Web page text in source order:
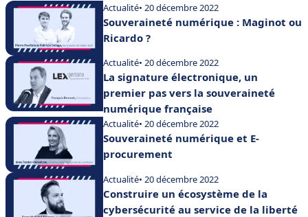
Actualité• 20 décembre 2022
Souveraineté numérique : Maginot ou
Ricardo ?
Actualité• 20 décembre 2022
La signature électronique, un
premier pas vers la souveraineté
numérique française
Actualité• 20 décembre 2022
Souveraineté numérique et E-
procurement
Actualité• 20 décembre 2022
Construire un écosystème de la
cybersécurité au service de la liberté